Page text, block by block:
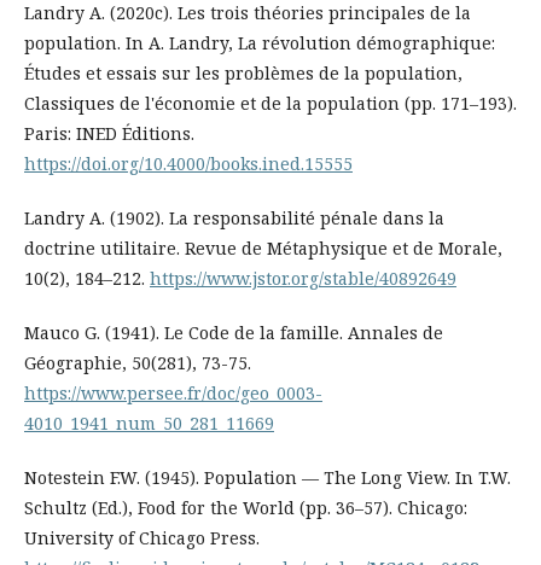
Landry A. (2020c). Les trois théories principales de la
population. In A. Landry, La révolution démographique:
Études et essais sur les problèmes de la population,
Classiques de l'économie et de la population (pp. 171–193).
Paris: INED Éditions.
https://doi.org/10.4000/books.ined.15555
Landry A. (1902). La responsabilité pénale dans la
doctrine utilitaire. Revue de Métaphysique et de Morale,
10(2), 184–212. https://www.jstor.org/stable/40892649
Mauco G. (1941). Le Code de la famille. Annales de
Géographie, 50(281), 73-75.
https://www.persee.fr/doc/geo_0003-
4010_1941_num_50_281_11669
Notestein F.W. (1945). Population — The Long View. In T.W.
Schultz (Ed.), Food for the World (pp. 36–57). Chicago:
University of Chicago Press.